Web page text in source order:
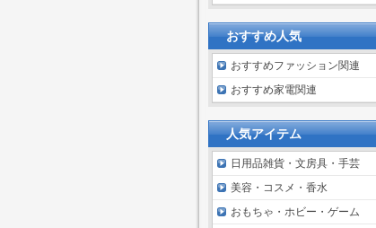
おすすめ人気
おすすめファッション関連
おすすめ家電関連
人気アイテム
日用品雑貨・文房具・手芸
美容・コスメ・香水
おもちゃ・ホビー・ゲーム